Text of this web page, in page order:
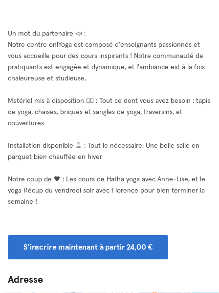
Un mot du partenaire 📣 :
Notre centre onlYoga est composé d'enseignants passionnés et
vous accueille pour des cours inspirants ! Notre communauté de
pratiquants est engagée et dynamique, et l'ambiance est à la fois
chaleureuse et studieuse.
Matériel mis à disposition 🧘‍♂️ : Tout ce dont vous avez besoin : tapis
de yoga, chaises, briques et sangles de yoga, traversins, et
couvertures
Installation disponible 🚿 : Tout le nécessaire. Une belle salle en
parquet bien chauffée en hiver
Notre coup de 🖤 : Les cours de Hatha yoga avec Anne-Lise, et le
yoga Récup du vendredi soir avec Florence pour bien terminer la
semaine !
S'inscrire maintenant à partir 24,00 €
Adresse